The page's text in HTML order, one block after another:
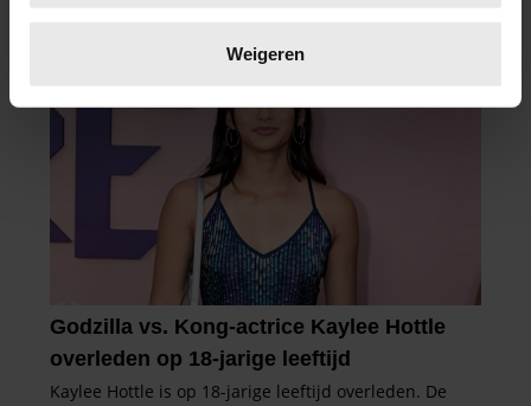
verwerkt en stel uw voorkeuren in het
intrekken in de Cookieverklaring.
We gebruiken cookies om content en advertenties te
personaliseren, om functies voor social media te bieden
en om ons websiteverkeer te analyseren. Ook delen we
informatie over uw gebruik van onze site met onze
partners voor social media, adverteren en analyse. Deze
partners kunnen deze gegevens combineren met andere
informatie die u aan ze heeft verstrekt of die ze hebben
verzameld op basis van uw gebruik van hun services. U
gaat akkoord met onze cookies als u onze website blijft
Weigeren